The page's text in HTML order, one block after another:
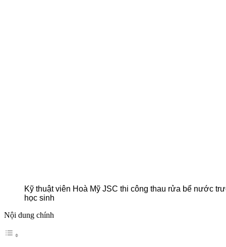
Kỹ thuật viên Hoà Mỹ JSC thi công thau rửa bể nước
học sinh
Nội dung chính